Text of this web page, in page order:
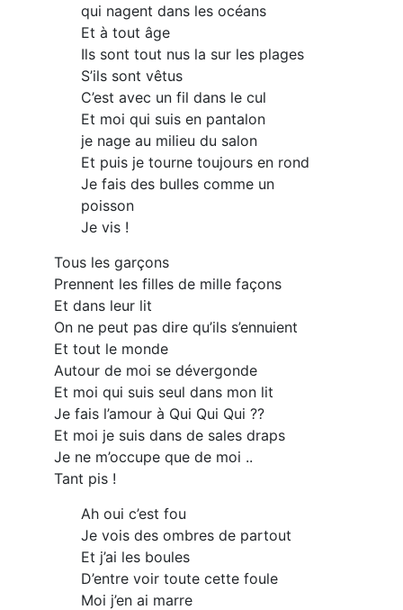
qui nagent dans les océans
Et à tout âge
Ils sont tout nus la sur les plages
S’ils sont vêtus
C’est avec un fil dans le cul
Et moi qui suis en pantalon
je nage au milieu du salon
Et puis je tourne toujours en rond
Je fais des bulles comme un
poisson
Je vis !
Tous les garçons
Prennent les filles de mille façons
Et dans leur lit
On ne peut pas dire qu’ils s’ennuient
Et tout le monde
Autour de moi se dévergonde
Et moi qui suis seul dans mon lit
Je fais l’amour à Qui Qui Qui ??
Et moi je suis dans de sales draps
Je ne m’occupe que de moi ..
Tant pis !
Ah oui c’est fou
Je vois des ombres de partout
Et j’ai les boules
D’entre voir toute cette foule
Moi j’en ai marre